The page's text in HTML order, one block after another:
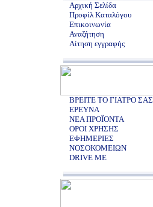
Αρχική Σελίδα
Προφίλ Καταλόγου
Επικοινωνία
Αναζήτηση
Αίτηση εγγραφής
ΒΡΕΙΤΕ ΤΟ ΓΙΑΤΡΟ ΣΑΣ
ΕΡΕΥΝΑ
ΝΕΑ ΠΡΟΪΟΝΤΑ
ΟΡΟΙ ΧΡΗΣΗΣ
ΕΦΗΜΕΡΙΕΣ
ΝΟΣΟΚΟΜΕΙΩΝ
DRIVE ME